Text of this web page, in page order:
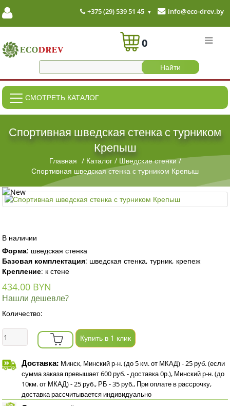
+375 (29) 539 51 45 info@eco-drev.by
0
СМОТРЕТЬ КАТАЛОГ
Спортивная шведская стенка с турником
Крепыш
Главная / Каталог/ Шведские стенки/
Спортивная шведская стенка с турником Крепыш
В наличии
Форма: шведская стенка
Базовая комплектация: шведская стенка, турник, крепеж
Крепление: к стене
434.00 BYN
Нашли дешевле?
Количество:
Купить в 1 клик
Доставка: Минск, Минский р-н. (до 5 км. от МКАД) - 25 руб. (если
сумма заказа превышает 600 руб. - доставка 0р.), Минский р-н. (до
10км. от МКАД) - 25 руб., РБ - 35 руб., При оплате в рассрочку,
доставка рассчитывается индивидуально